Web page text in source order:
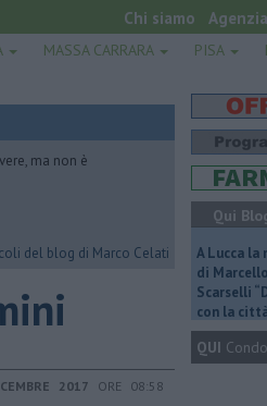
Chi siamo
Agenzia
MASSA CARRARA PISA
ma non è
del blog di Marco Celati
2017 ORE 08:58
Qui
A Lucca la
di Marcello
Scarselli
con la
QUI